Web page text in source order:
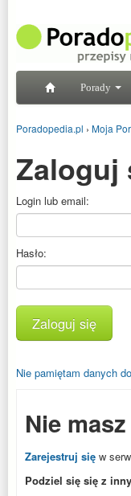
Porady
Poradopedia.pl › Moja
Zaloguj
Login lub email:
Hasło:
Zaloguj się
Nie pamiętam danych
Nie
Zarejestruj się w
Podziel się się z